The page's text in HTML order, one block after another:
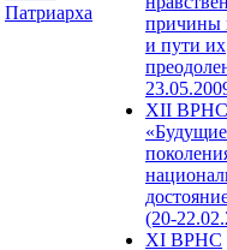
Патриарха
причины
и пути их
XII ВРНС
«Будущие
(20-
XI ВРНС